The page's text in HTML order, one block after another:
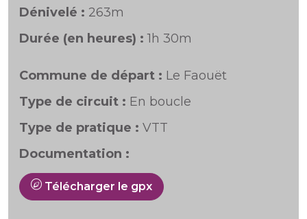
Dénivelé : 263m
Durée (en heures) : 1h 30m
Commune de départ : Le Faouët
Type de circuit : En boucle
Type de pratique : VTT
Documentation :
Télécharger le gpx